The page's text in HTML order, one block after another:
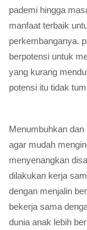
pademi hingga
manfaat terbaik
perkembanganya.
berpotensi untuk
yang kurang
potensi itu tidak
Menumbuhkan
agar mudah
menyenangkan
dilakukan kerja
dengan menjalin
bekerja sama
dunia anak lebih